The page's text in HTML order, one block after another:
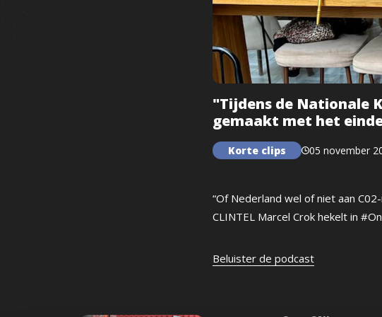
"Tijdens de Nationale
gemaakt met het
Korte clips 05 november
“Of Nederland wel of niet aan
CLINTEL Marcel Crok hekelt in
Beluister de podcast